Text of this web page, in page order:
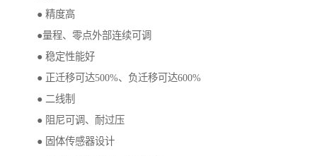
● 精度高
●量程、零点外部连续可调
● 稳定性能好
● 正迁移可达500%、负迁移可达600%
● 二线制
● 阻尼可调、耐过压
● 固体传感器设计